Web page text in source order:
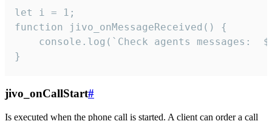
let i = 1;
function jivo_onMessageReceived() {
}
jivo_onCallStart#
Is executed when the phone call is started. A client can order a call